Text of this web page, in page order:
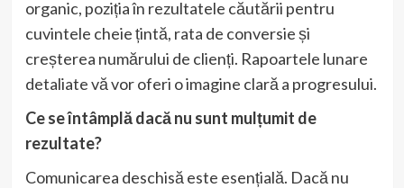
organic, poziția în rezultatele căutării pentru
cuvintele cheie țintă, rata de conversie și
creșterea numărului de clienți. Rapoartele lunare
detaliate vă vor oferi o imagine clară a progresului.
Ce se întâmplă dacă nu sunt mulțumit de
rezultate?
Comunicarea deschisă este esențială. Dacă nu